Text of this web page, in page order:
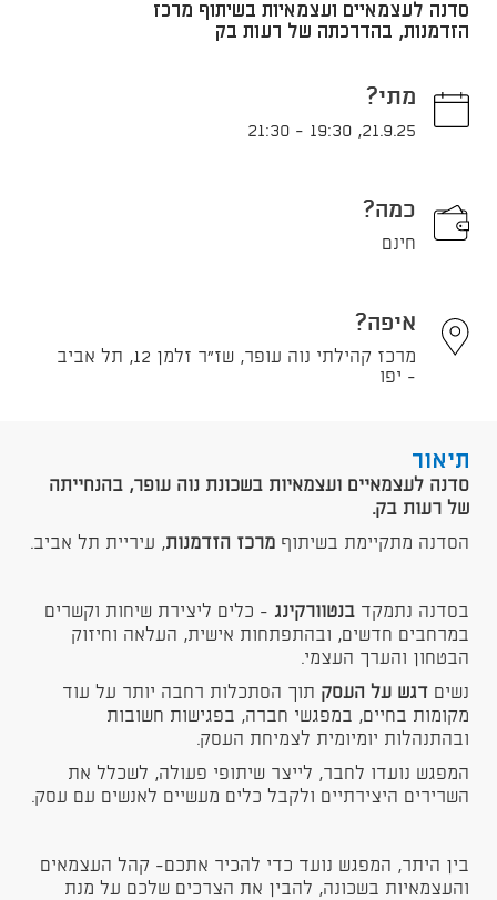
סדנה לעצמאיים ועצמאיות בשיתוף מרכז
הזדמנות, בהדרכתה של רעות בק
מתי?
21.9.25
,
19:30
-
21:30
כמה?
חינם
איפה?
מרכז קהילתי נוה עופר, שז"ר זלמן 12, תל אביב
- יפו
תיאור
סדנה לעצמאיים ועצמאיות בשכונת נוה עופר, בהנחייתה
של רעות בק.
הסדנה מתקיימת בשיתוף מרכז הזדמנות, עיריית תל אביב.
בסדנה נתמקד בנטוורקינג - כלים ליצירת שיחות וקשרים
במרחבים חדשים, ובהתפתחות אישית, העלאה וחיזוק
הבטחון והערך העצמי.
נשים דגש על העסק תוך הסתכלות רחבה יותר על עוד
מקומות בחיים, במפגשי חברה, בפגישות חשובות
ובהתנהלות יומיומית לצמיחת העסק.
המפגש נועדו לחבר, לייצר שיתופי פעולה, לשכלל את
השרירים היצירתיים ולקבל כלים מעשיים לאנשים עם עסק.
בין היתר, המפגש נועד כדי להכיר אתכם- קהל העצמאים
והעצמאיות בשכונה, להבין את הצרכים שלכם על מנת